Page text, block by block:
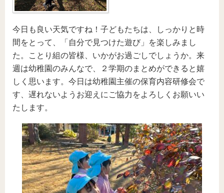
今日も良い天気ですね！子どもたちは、しっかりと時
間をとって、「自分で見つけた遊び」を楽しみまし
た。ことり組の皆様、いかがお過ごしでしょうか。来
週は幼稚園のみんなで、２学期のまとめができると嬉
しく思います。今日は幼稚園主催の保育内容研修会で
す、遅れないようお迎えにご協力をよろしくお願いい
たします。